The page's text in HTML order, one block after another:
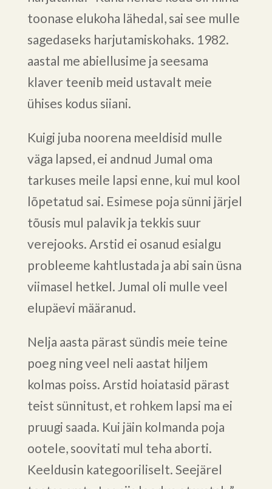
toonase elukoha lähedal, sai see mulle
sagedaseks harjutamiskohaks. 1982.
aastal me abiellusime ja seesama
klaver teenib meid ustavalt meie
ühises kodus siiani.
Kuigi juba noorena meeldisid mulle
väga lapsed, ei andnud Jumal oma
tarkuses meile lapsi enne, kui mul kool
lõpetatud sai. Esimese poja sünni järjel
tõusis mul palavik ja tekkis suur
verejooks. Arstid ei osanud esialgu
probleeme kahtlustada ja abi sain üsna
viimasel hetkel. Jumal oli mulle veel
elupäevi määranud.
Nelja aasta pärast sündis meie teine
poeg ning veel neli aastat hiljem
kolmas poiss. Arstid hoiatasid pärast
teist sünnitust, et rohkem lapsi ma ei
pruugi saada. Kui jäin kolmanda poja
ootele, soovitati mul teha aborti.
Keeldusin kategooriliselt. Seejärel